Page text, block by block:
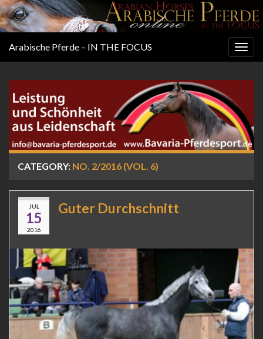
Arabische Pferde – IN THE FOCUS
CATEGORY: NO. 2/2016 (VOL. 6)
JUL
15
2016
Guter Durchschnitt